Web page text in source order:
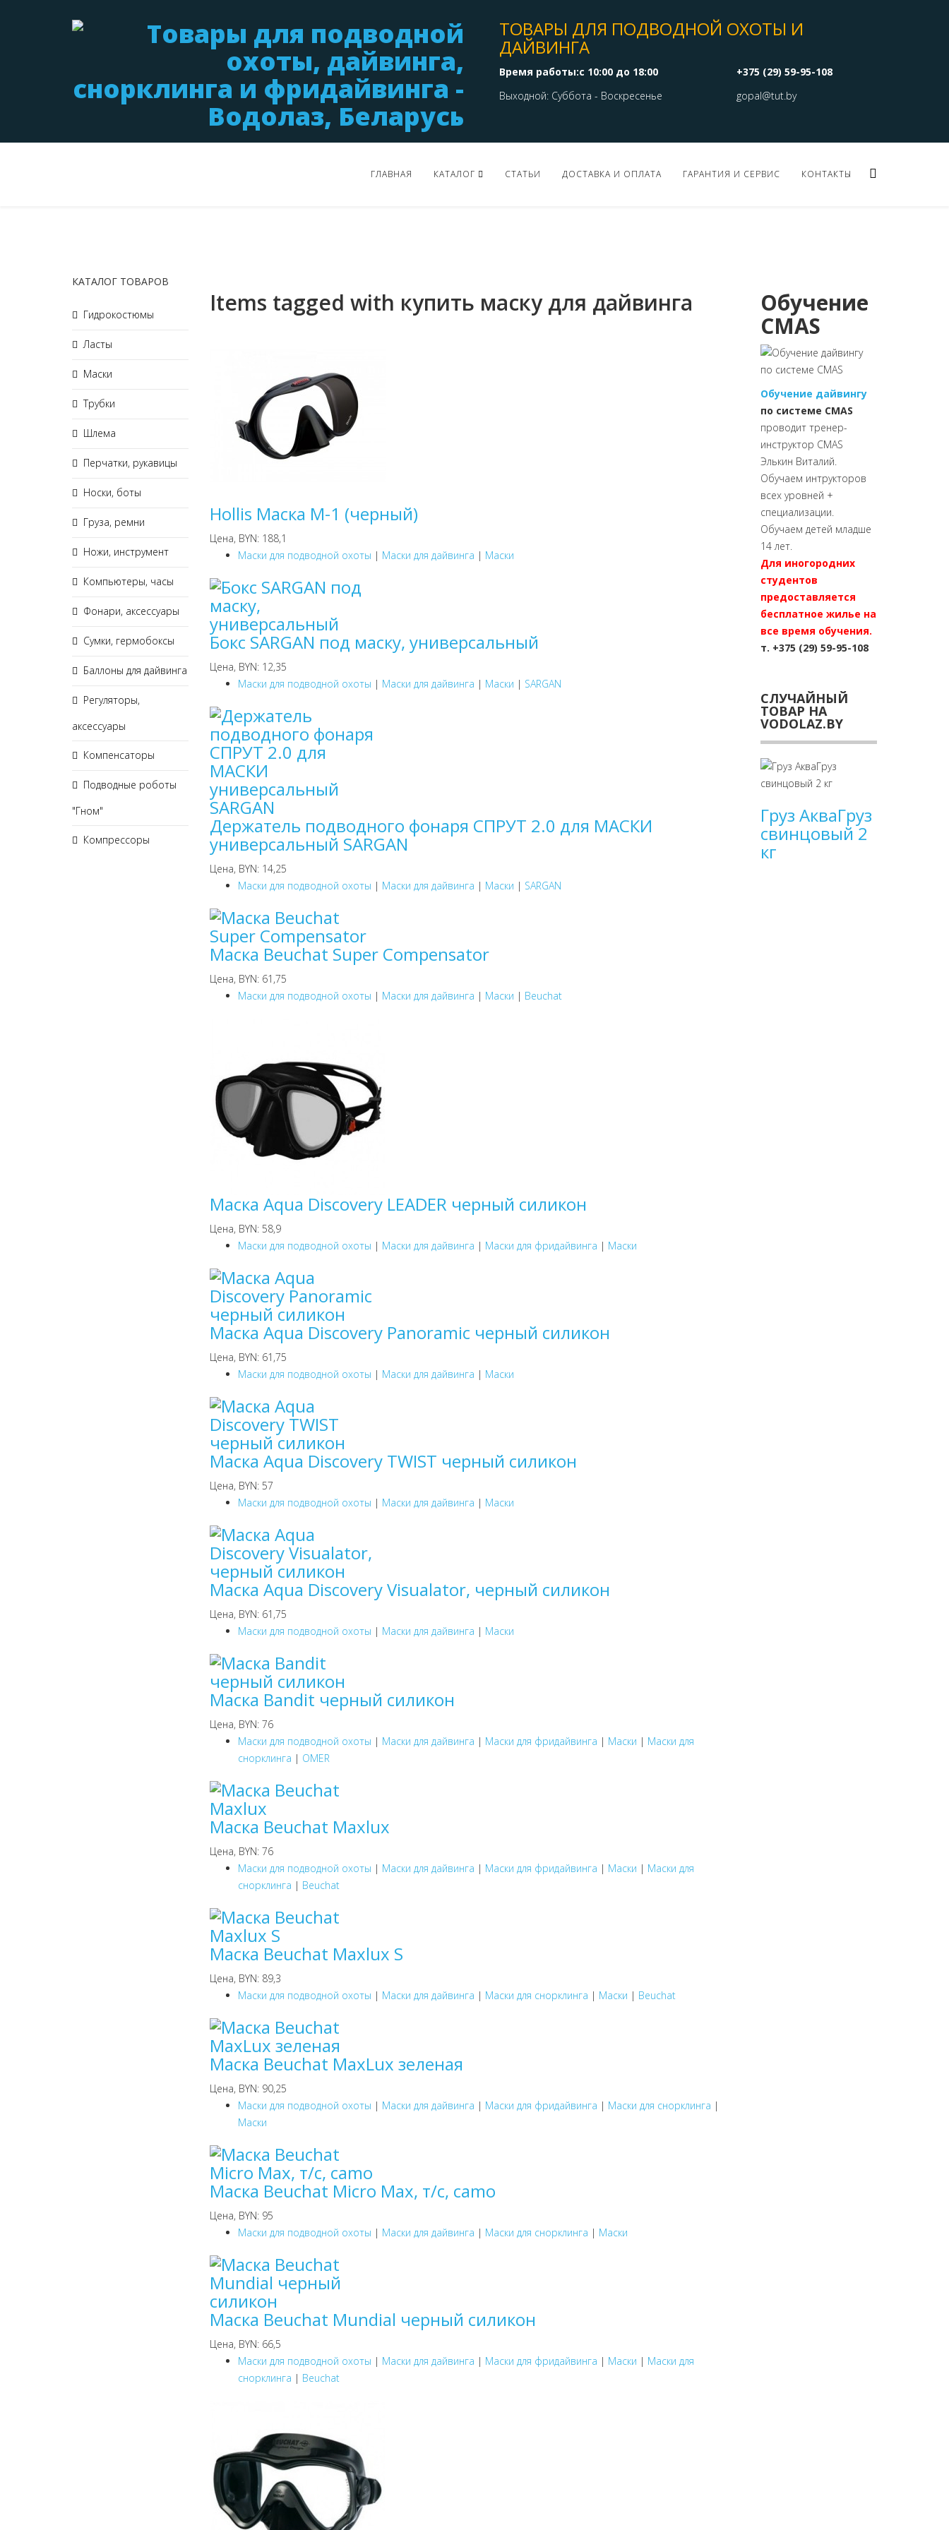
ТОВАРЫ ДЛЯ ПОДВОДНОЙ ОХОТЫ И
ДАЙВИНГА
Время работы:с 10:00 до 18:00
Выходной: Суббота - Воскресенье
+375 (29) 59-95-108
gopal@tut.by
ГЛАВНАЯ КАТАЛОГ СТАТЬИ ДОСТАВКА И ОПЛАТА ГАРАНТИЯ И СЕРВИС КОНТАКТЫ
КАТАЛОГ ТОВАРОВ
Гидрокостюмы
Ласты
Маски
Трубки
Шлема
Перчатки, рукавицы
Носки, боты
Груза, ремни
Ножи, инструмент
Компьютеры, часы
Фонари, аксессуары
Сумки, гермобоксы
Баллоны для дайвинга
Регуляторы,
аксессуары
Компенсаторы
Подводные роботы
"Гном"
Компрессоры
Items tagged with купить маску для дайвинга
Hollis Маска M-1 (черный)
Цена, BYN: 188,1
Маски для подводной охоты | Маски для дайвинга | Маски
Бокс SARGAN под маску, универсальный
Цена, BYN: 12,35
Маски для подводной охоты | Маски для дайвинга | Маски | SARGAN
Держатель подводного фонаря СПРУТ 2.0 для МАСКИ
универсальный SARGAN
Цена, BYN: 14,25
Маски для подводной охоты | Маски для дайвинга | Маски | SARGAN
Маска Beuchat Super Compensator
Цена, BYN: 61,75
Маски для подводной охоты | Маски для дайвинга | Маски | Beuchat
Маска Aqua Discovery LEADER черный силикон
Цена, BYN: 58,9
Маски для подводной охоты | Маски для дайвинга | Маски для фридайвинга | Маски
Маска Aqua Discovery Panoramic черный силикон
Цена, BYN: 61,75
Маски для подводной охоты | Маски для дайвинга | Маски
Маска Aqua Discovery TWIST черный силикон
Цена, BYN: 57
Маски для подводной охоты | Маски для дайвинга | Маски
Маска Aqua Discovery Visualator, черный силикон
Цена, BYN: 61,75
Маски для подводной охоты | Маски для дайвинга | Маски
Маска Bandit черный силикон
Цена, BYN: 76
Маски для подводной охоты | Маски для дайвинга | Маски для фридайвинга | Маски | Маски для
снорклинга | OMER
Маска Beuchat Maxlux
Цена, BYN: 76
Маски для подводной охоты | Маски для дайвинга | Маски для фридайвинга | Маски | Маски для
снорклинга | Beuchat
Маска Beuchat Maxlux S
Цена, BYN: 89,3
Маски для подводной охоты | Маски для дайвинга | Маски для снорклинга | Маски | Beuchat
Маска Beuchat MaxLux зеленая
Цена, BYN: 90,25
Маски для подводной охоты | Маски для дайвинга | Маски для фридайвинга | Маски для снорклинга |
Маски
Маска Beuchat Micro Max, т/с, camo
Цена, BYN: 95
Маски для подводной охоты | Маски для дайвинга | Маски для снорклинга | Маски
Маска Beuchat Mundial черный силикон
Цена, BYN: 66,5
Маски для подводной охоты | Маски для дайвинга | Маски для фридайвинга | Маски | Маски для
снорклинга | Beuchat
Обучение
CMAS
Обучение дайвингу
по системе CMAS
проводит тренер-
инструктор CMAS
Элькин Виталий.
Обучаем интрукторов
всех уровней +
специализации.
Обучаем детей младше
14 лет.
Для иногородних
студентов
предоставляется
бесплатное жилье на
все время обучения.
т. +375 (29) 59-95-108
СЛУЧАЙНЫЙ
ТОВАР НА
VODOLAZ.BY
Груз АкваГруз
свинцовый 2
кг